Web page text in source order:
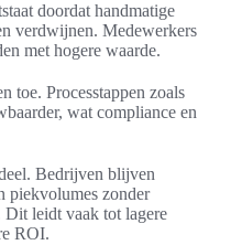
doordat handmatige
verdwijnen. Medewerkers
met hogere waarde.
toe. Processtappen zoals
wat compliance en
Bedrijven blijven
piekvolumes zonder
Dit leidt vaak tot lagere
ROI.